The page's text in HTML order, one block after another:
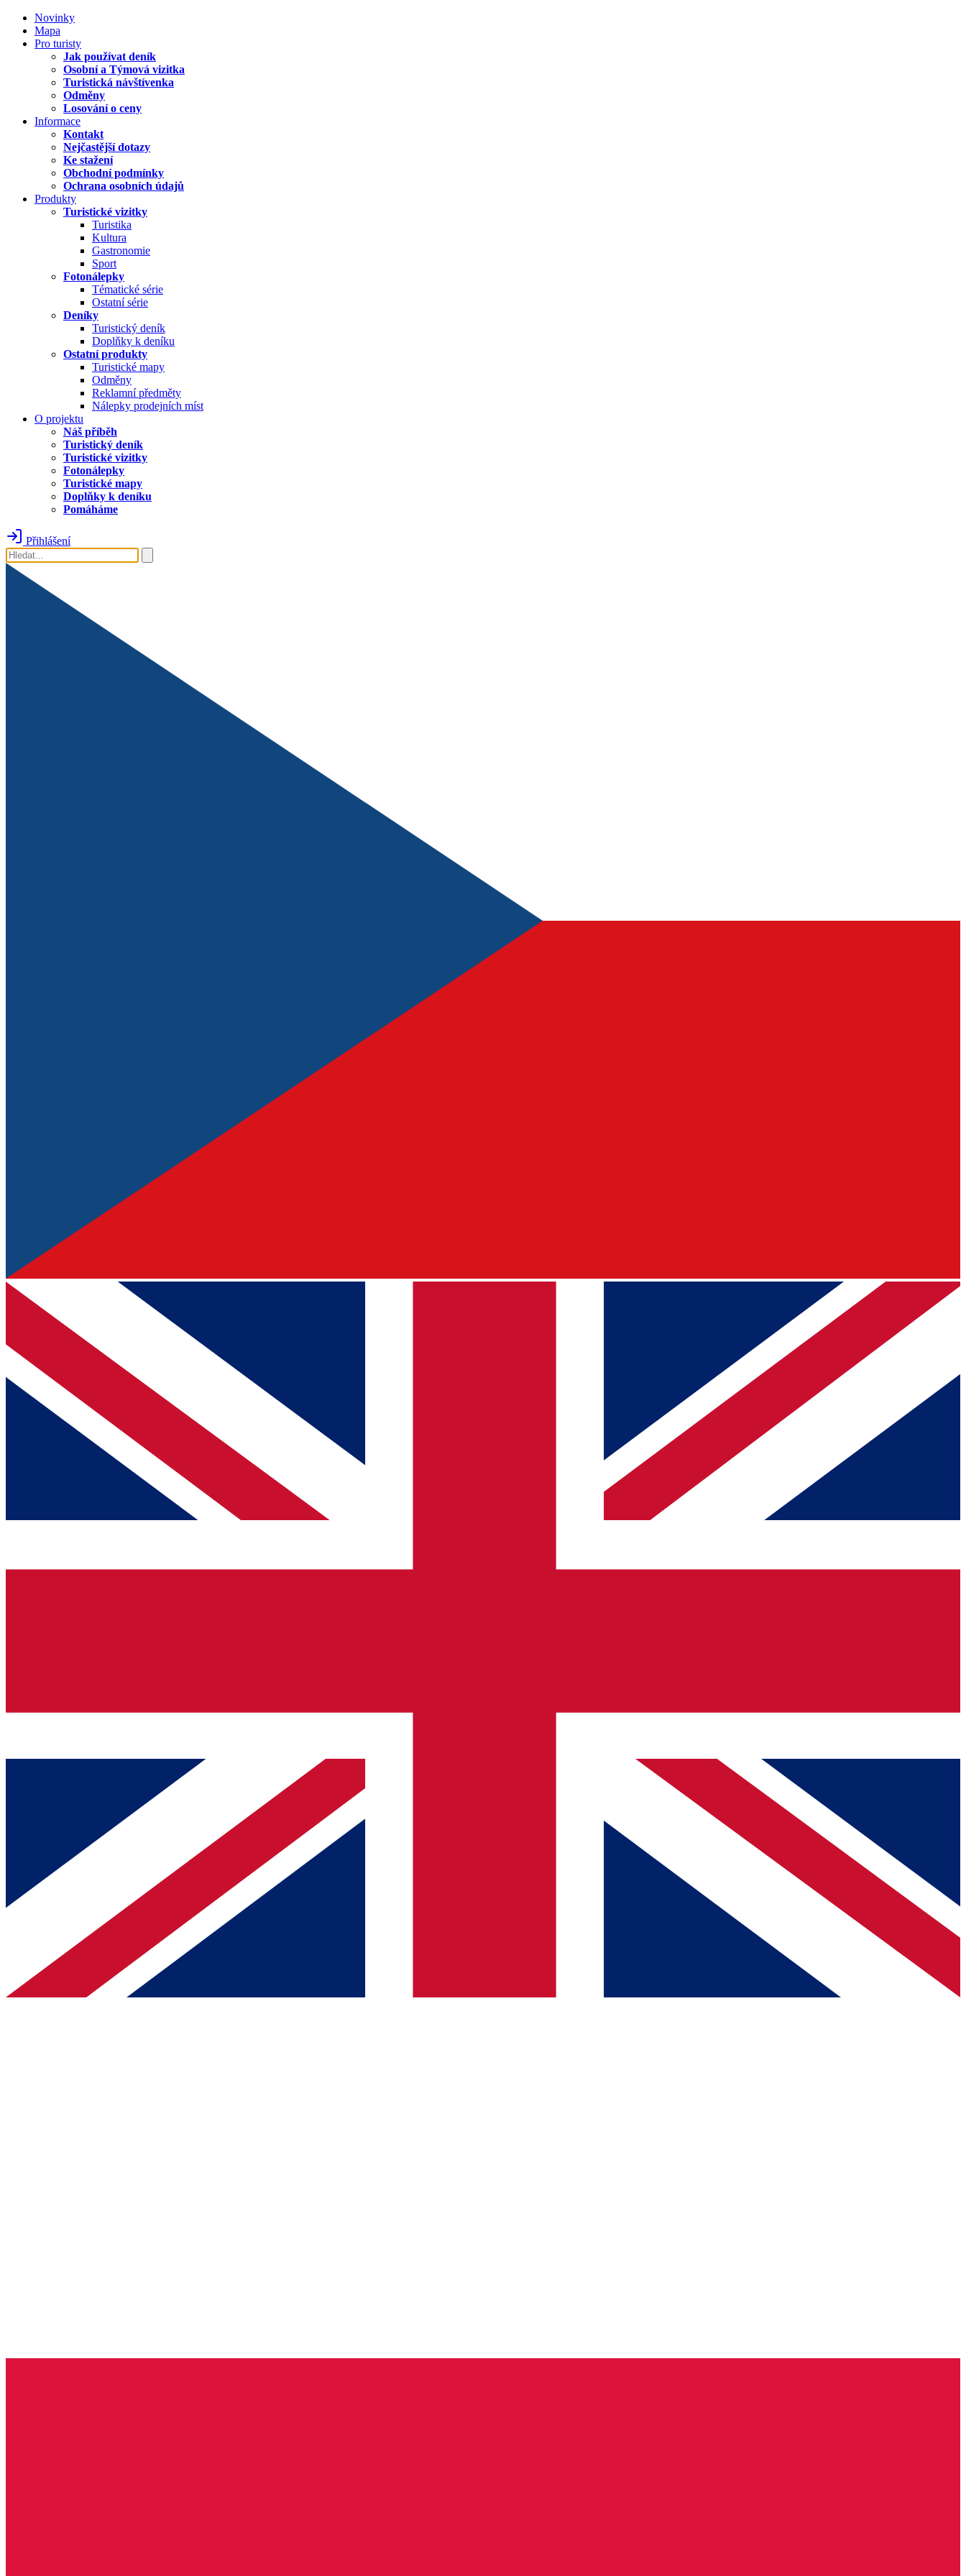
Novinky
Mapa
Pro turisty
Jak používat deník
Osobní a Týmová vizitka
Turistická návštívenka
Odměny
Losování o ceny
Informace
Kontakt
Nejčastější dotazy
Ke stažení
Obchodní podmínky
Ochrana osobních údajů
Produkty
Turistické vizitky
Turistika
Kultura
Gastronomie
Sport
Fotonálepky
Tématické série
Ostatní série
Deníky
Turistický deník
Doplňky k deníku
Ostatní produkty
Turistické mapy
Odměny
Reklamní předměty
Nálepky prodejních míst
O projektu
Náš příběh
Turistický deník
Turistické vizitky
Fotonálepky
Turistické mapy
Doplňky k deníku
Pomáháme
Přihlášení